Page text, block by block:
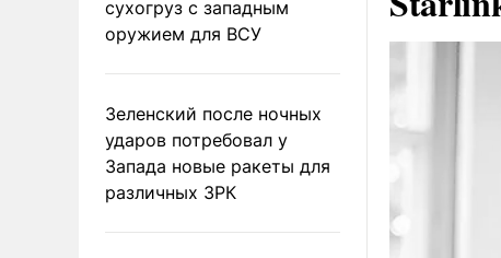
сухогруз с западным
оружием для ВСУ
Зеленский после ночных
ударов потребовал у
Запада новые ракеты для
различных ЗРК